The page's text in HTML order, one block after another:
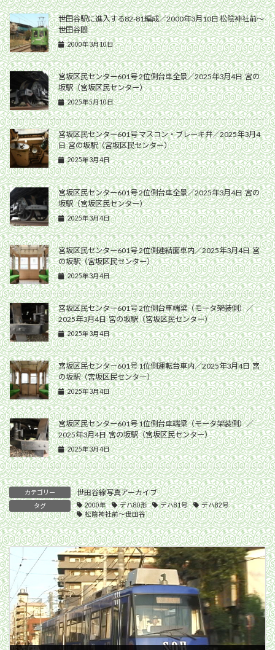
世田谷駅に進入する82-81編成／2000年3月10日 松陰神社前〜
世田谷間
2000年3月10日
宮坂区民センター601号 2位側台車全景／2025年3月4日 宮の
坂駅（宮坂区民センター）
2025年5月10日
宮坂区民センター601号 マスコン・ブレーキ弁／2025年3月4
日 宮の坂駅（宮坂区民センター）
2025年3月4日
宮坂区民センター601号 2位側台車全景／2025年3月4日 宮の
坂駅（宮坂区民センター）
2025年3月4日
宮坂区民センター601号 2位側連結面車内／2025年3月4日 宮
の坂駅（宮坂区民センター）
2025年3月4日
宮坂区民センター601号 2位側台車端梁（モータ架装側）／
2025年3月4日 宮の坂駅（宮坂区民センター）
2025年3月4日
宮坂区民センター601号 1位側運転台車内／2025年3月4日 宮
の坂駅（宮坂区民センター）
2025年3月4日
宮坂区民センター601号 1位側台車端梁（モータ架装側）／
2025年3月4日 宮の坂駅（宮坂区民センター）
2025年3月4日
カテゴリー 世田谷線写真アーカイブ
タグ 2000年 デハ80形 デハ81号
デハ82号
松陰神社前〜世田谷